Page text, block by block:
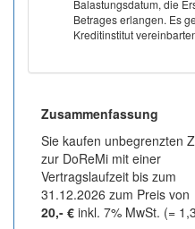
Balastungsdatum, die
Betrages erlangen. Es
Kreditinstitut
Zusammenfassung
Sie kaufen unbegrenzten
zur DoReMi mit einer
Vertragslaufzeit bis zum
31.12.2026 zum Preis von
20,- € inkl. 7% MwSt. (=